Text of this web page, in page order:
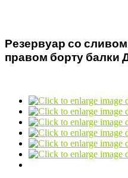
Резервуар со
правом борту балки